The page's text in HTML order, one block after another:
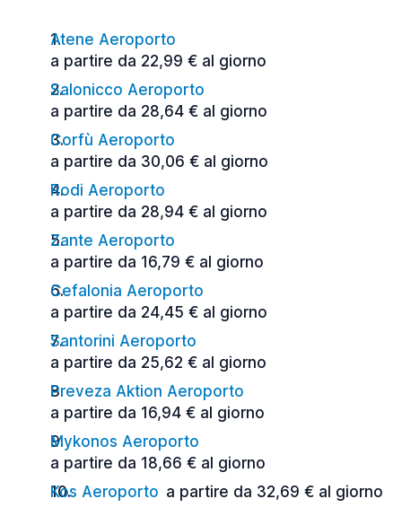
Atene Aeroporto
a partire da 22,99 € al giorno
Salonicco Aeroporto
a partire da 28,64 € al giorno
Corfù Aeroporto
a partire da 30,06 € al giorno
Rodi Aeroporto
a partire da 28,94 € al giorno
Zante Aeroporto
a partire da 16,79 € al giorno
Cefalonia Aeroporto
a partire da 24,45 € al giorno
Santorini Aeroporto
a partire da 25,62 € al giorno
Preveza Aktion Aeroporto
a partire da 16,94 € al giorno
Mykonos Aeroporto
a partire da 18,66 € al giorno
Kos Aeroporto a partire da 32,69 € al giorno